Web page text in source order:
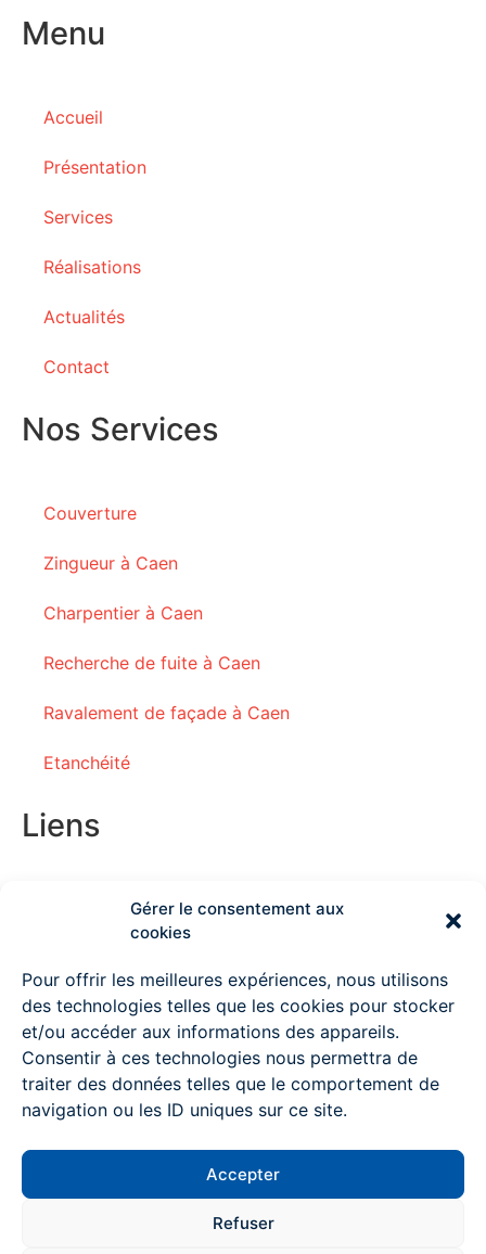
Gérer le consentement aux
cookies
Pour offrir les meilleures expériences, nous utilisons
des technologies telles que les cookies pour stocker
et/ou accéder aux informations des appareils.
Consentir à ces technologies nous permettra de
traiter des données telles que le comportement de
navigation ou les ID uniques sur ce site.
Accepter
Refuser
Menu
Accueil
Présentation
Services
Réalisations
Actualités
Contact
Nos Services
Couverture
Zingueur à Caen
Charpentier à Caen
Recherche de fuite à Caen
Ravalement de façade à Caen
Etanchéité
Liens
Couvreur Deauville
Couvreur Ouistreham
Couvreur à Pont l’Evêque
Couvreur Mondeville
Contactez-nous